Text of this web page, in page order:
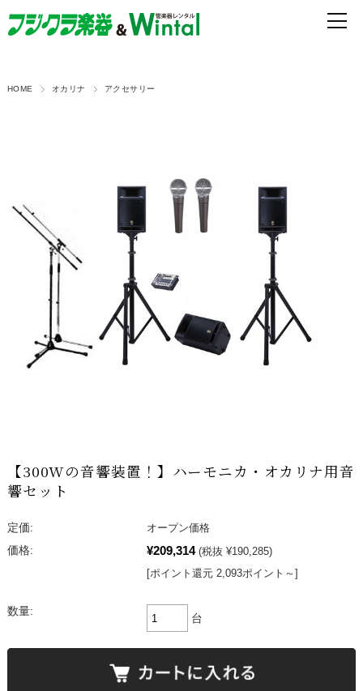
HOME オカリナ アクセサリー
【300Wの音響装置！】ハーモニカ・オカリナ用音
響セット
定価:
オープン価格
価格:
¥209,314 (税抜 ¥190,285)
[ポイント還元 2,093ポイント～]
数量:
台